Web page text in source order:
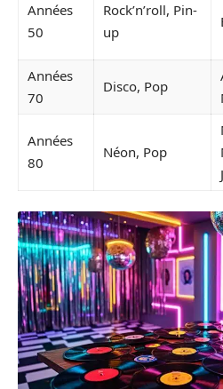
Années
50
Rock’n’roll, Pin-
up
Années
70
Disco, Pop
Années
80
Néon, Pop